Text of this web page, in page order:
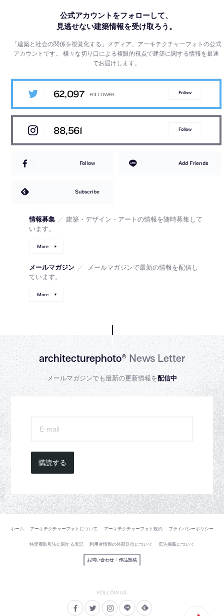
公式アカウントをフォローして、
見逃せない建築情報を受け取ろう。
「建築と社会の関係を視覚化する」メディア、アーキテクチャーフォトの公式
アカウントです。様々な切り口による複眼的視点で建築に関する情報を最速
でお届けします。
62,097 Follow
88,561 Follow
Follow Add Friends
Subscribe
情報募集 ／ 建築・デザイン・アートの情報を随時募集して
います。
More
メールマガジン ／
メールマガジンで最新の情報を配信し
ています。
More
architecturephoto®News Letter
メールマガジンでも最新の更新情報を配信中
購読する
ホーム アーキテクチャーフォトについて アーキテクチャーフォト規約 プライバシーポリシー
特定商取引法に関する表記 利用者情報の外部送信について 広告掲載について
お問い合わせ / 作品投稿